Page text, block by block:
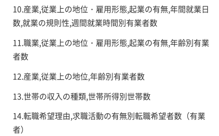
10.産業,従業上の地位・雇用形態,起業の有無,年間就業日
数,就業の規則性,週間就業時間別有業者数
11.職業,従業上の地位・雇用形態,起業の有無,年齢別有業
者数
12.産業,従業上の地位,年齢別有業者数
13.世帯の収入の種類,世帯所得別世帯数
14.転職希望理由,求職活動の有無別転職希望者数（有業
者）